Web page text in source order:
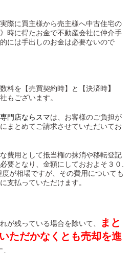
際に買主様から売主様へ中古住宅の
時に得たお金で不動産会社に仲介手
には手出しのお金は必要ないので
料を【売買契約時】と【決済時】
もございます。
門店ならスマは、お客様のご負担が
まとめてご請求させていただいてお
費用として抵当権の抹消や移転登記
要となり、金額にしておおよそ３０.
が相場ですが、その費用についても
支払っていただけます。
が残っている場合を除いて、
まと
ただかなくとも売却を進